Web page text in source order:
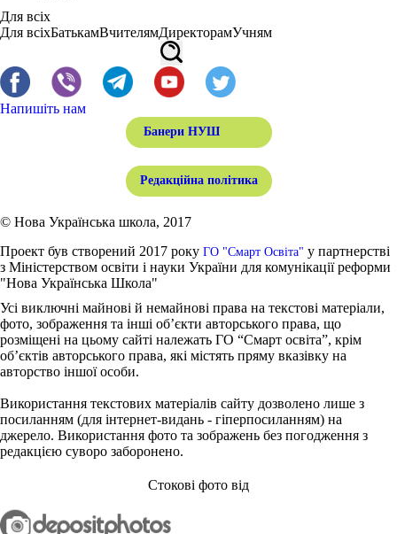
Для всіх
Для всіхБатькамВчителямДиректорамУчням
Напишіть нам
Банери НУШ
Редакційна політика
© Нова Українська школа, 2017
Проект був створений 2017 року ГО "Смарт Освіта" у партнерстві
з Міністерством освіти і науки України для комунікації реформи
"Нова Українська Школа"
Усі виключні майнові й немайнові права на текстові матеріали,
фото, зображення та інші об’єкти авторського права, що
розміщені на цьому сайті належать ГО “Смарт освіта”, крім
об’єктів авторського права, які містять пряму вказівку на
авторство іншої особи.
Використання текстових матеріалів сайту дозволено лише з
посиланням (для інтернет-видань - гіперпосиланням) на
джерело. Використання фото та зображень без погодження з
редакцією суворо заборонено.
Стокові фото від